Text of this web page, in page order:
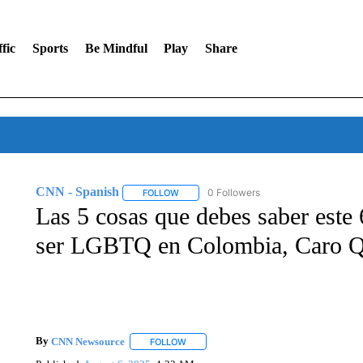
Sports Be Mindful Play Share
CNN - Spanish FOLLOWFOLLOW "CNN - SPANISH" TO RECEIVE
0 Followers
Las 5 cosas que debes saber
ser LGBTQ en Colombia, Caro
By CNN Newsource FOLLOWFOLLOW "" TO RECEIVE NOTIFICATIONS